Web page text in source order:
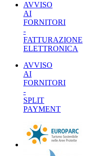
AVVISO
AI
FORNITORI
-
FATTURAZIONE
ELETTRONICA
AVVISO
AI
FORNITORI
-
SPLIT
PAYMENT